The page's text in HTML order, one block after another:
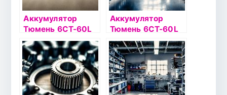
Аккумулятор
Тюмень 6СТ-60L
PREMIUM о/п
Аккумулятор
Тюмень 6СТ-60L
STANDARD о/п